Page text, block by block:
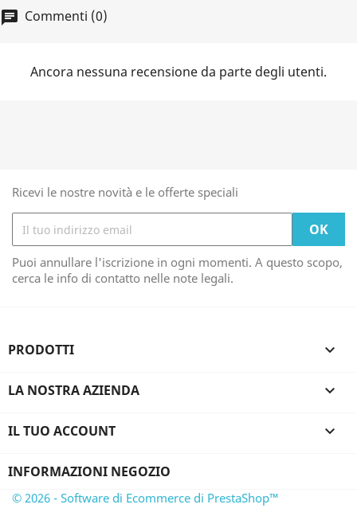
chat Commenti (0)
Ancora nessuna recensione da parte degli utenti.
Ricevi le nostre novità e le offerte speciali
Puoi annullare l'iscrizione in ogni momenti. A questo scopo,
cerca le info di contatto nelle note legali.
PRODOTTI 
LA NOSTRA AZIENDA 
IL TUO ACCOUNT 
INFORMAZIONI NEGOZIO
© 2026 - Software di Ecommerce di PrestaShop™